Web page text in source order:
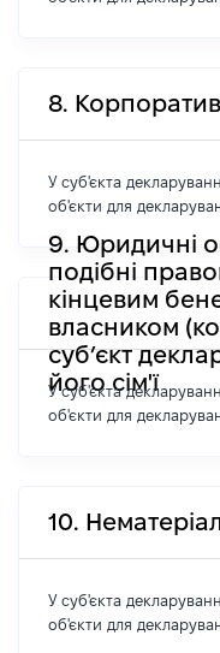
8.
У суб'єкта
об'єкти для
9. Юридичні
подібні
кінцевим
власником
суб’єкт
його сім'ї
У суб'єкта
об'єкти для
10.
У суб'єкта
об'єкти для